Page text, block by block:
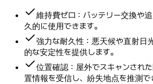
維持費ゼロ：バッテリー交換や
久的に使用できます。
強力な耐久性：悪天候や直射日
的な安定性を提供します。
位置確認：屋外でスキャンされ
置情報を受信し、紛失地点を推測で